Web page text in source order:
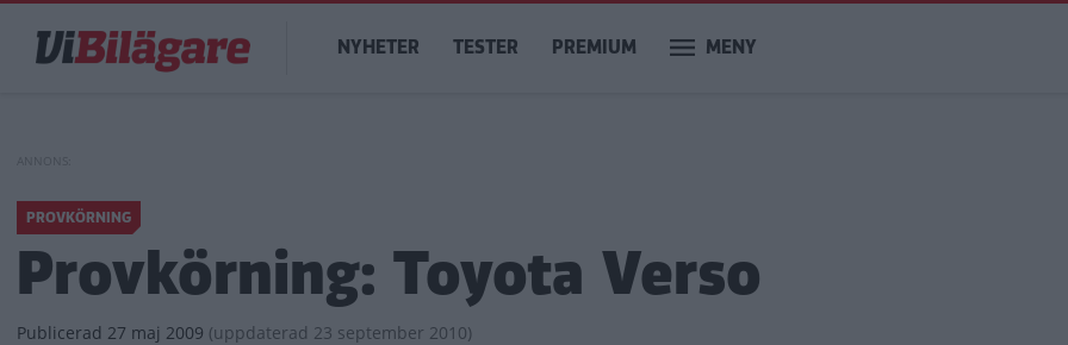
huvudinnehåll
Main
navigation
NYHETER TESTER PREMIUM MENY
PROVKÖRNING
Provkörning: Toyota Verso
Publicerad 27 maj 2009 (uppdaterad 23 september 2010)